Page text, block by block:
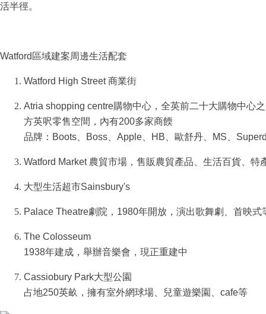
活半徑。
Watford區域建案周邊生活配套
Watford High Street 商業街
Atria shopping centre購物中心，全英前二十大購物中心
方英呎零售空間，內有200多家商餪
品牌：Boots、Boss、Apple、HB、歐舒丹、MS、
Watford Market 農貿市場，售販農貿產品、生活百貨、特
大型生活超市Sainsbury's
Palace Theatre劇院，1980年開放，演出歌舞劇、首映式
The Colosseum
1938年建成，舉辦音樂會，現正重建中
Cassiobury Park大型公園
占地250英畝，擁有室外網球場、兒童遊樂園、cafe等